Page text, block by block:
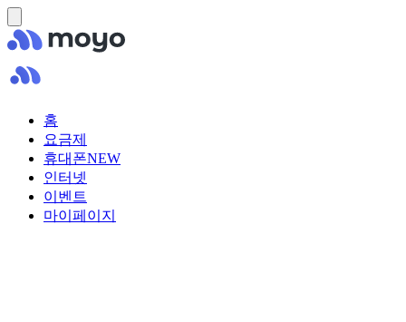
홈
요금제
휴대폰NEW
인터넷
이벤트
마이페이지